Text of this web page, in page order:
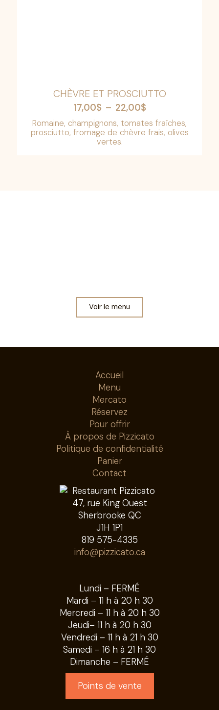
CHÈVRE ET PROSCIUTTO
17,00$ – 22,00$Plage
de
prix :
Romaine, champignons, tomates fraîches,
prosciutto, fromage de chèvre frais, olives
vertes.
Voir le menu
Accueil
Menu
Mercato
Réservez
Pour offrir
À propos de Pizzicato
Politique de confidentialité
Panier
Contact
47, rue King Ouest
Sherbrooke QC
J1H 1P1
819 575-4335
info@pizzicato.ca
Lundi – FERMÉ
Mardi – 11 h à 20 h 30
Mercredi – 11 h à 20 h 30
Jeudi– 11 h à 20 h 30
Vendredi – 11 h à 21 h 30
Samedi – 16 h à 21 h 30
Dimanche – FERMÉ
Points de vente